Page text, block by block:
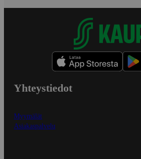
Yhteystiedot
Myymälät
Asiakaspalvelu